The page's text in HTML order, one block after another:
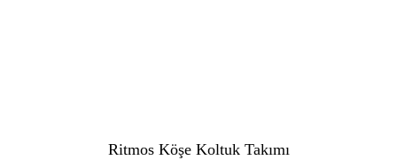
Ritmos Köşe Koltuk Takımı